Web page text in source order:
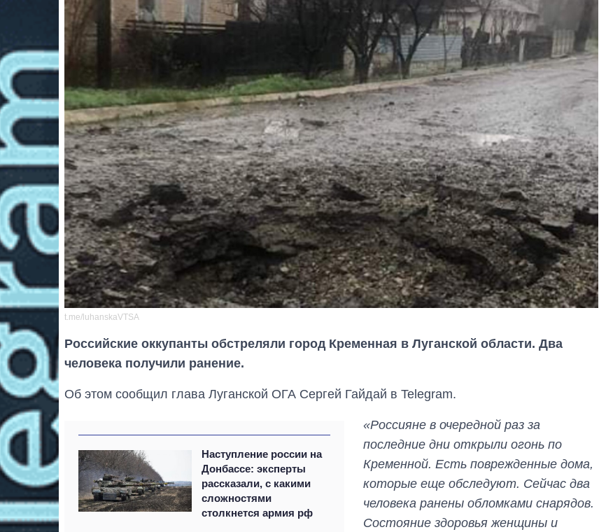
t.me/luhanskaVTSA
Российские оккупанты обстреляли город Кременная в Луганской области. Два
человека получили ранение.
Об этом сообщил глава Луганской ОГА Сергей Гайдай в Telegram.
Наступление россии на
Донбассе: эксперты
рассказали, с какими
сложностями
столкнется армия рф
«Россияне в очередной раз за
последние дни открыли огонь по
Кременной. Есть поврежденные дома,
которые еще обследуют. Сейчас два
человека ранены обломками снарядов.
Состояние здоровья женщины и